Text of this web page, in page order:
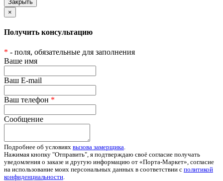
×
Получить консультацию
* - поля, обязательные для заполнения
Ваше имя
Ваш E-mail
Ваш телефон *
Сообщение
Подробнее об условиях вызова замерщика
Нажимая кнопку "Отправить", я подтверждаю своё согласие получать
уведомления о заказе и другую информацию от «Порта-Маркет», согласие
на использование моих персональных данных в соответствии с политикой
конфиденциальности